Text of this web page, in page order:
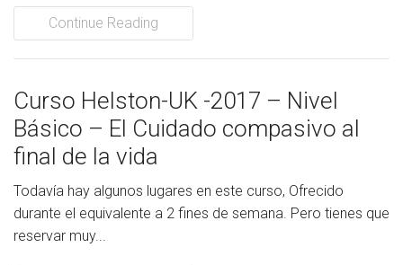
Continue Reading
Curso Helston-UK -2017 – Nivel
Básico – El Cuidado compasivo al
final de la vida
Todavía hay algunos lugares en este curso, Ofrecido
durante el equivalente a 2 fines de semana. Pero tienes que
reservar muy...